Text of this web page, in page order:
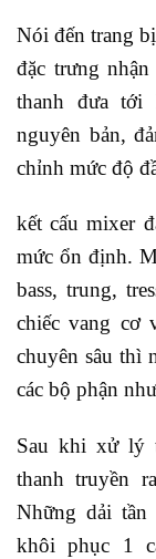
Nói đến trang
đặc trưng
thanh đưa tới
nguyên bản,
chỉnh mức độ
kết cấu mixer
mức ổn định.
bass, trung,
chiếc vang cơ
chuyên sâu thì
các bộ phận
Sau khi xử lý
thanh truyền
Những dải tần
khôi phục 1